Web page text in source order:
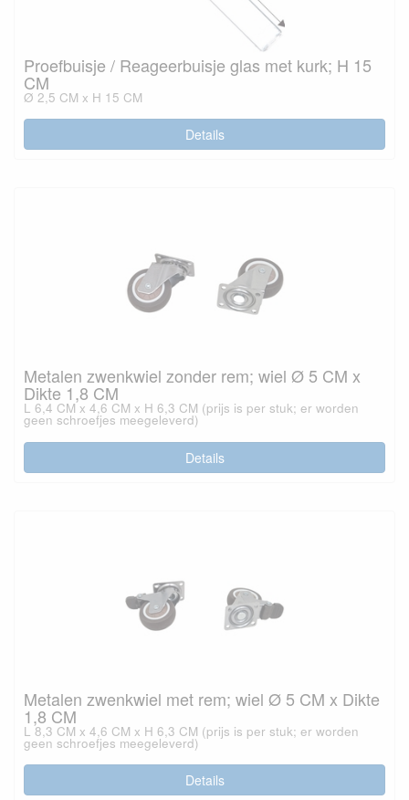
Proefbuisje / Reageerbuisje glas met kurk; H 15
CM
Ø 2,5 CM x H 15 CM
Details
Metalen zwenkwiel zonder rem; wiel Ø 5 CM x
Dikte 1,8 CM
L 6,4 CM x 4,6 CM x H 6,3 CM (prijs is per stuk; er worden
geen schroefjes meegeleverd)
Details
Metalen zwenkwiel met rem; wiel Ø 5 CM x Dikte
1,8 CM
L 8,3 CM x 4,6 CM x H 6,3 CM (prijs is per stuk; er worden
geen schroefjes meegeleverd)
Details